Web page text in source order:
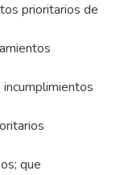
prioritarios de
que